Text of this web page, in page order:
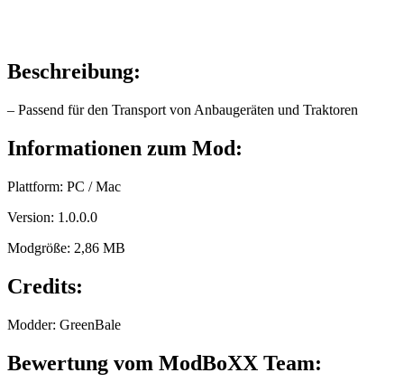
Beschreibung:
– Passend für den Transport von Anbaugeräten und Traktoren
Informationen zum Mod:
Plattform: PC / Mac
Version: 1.0.0.0
Modgröße: 2,86 MB
Credits:
Modder: GreenBale
Bewertung vom ModBoXX Team: